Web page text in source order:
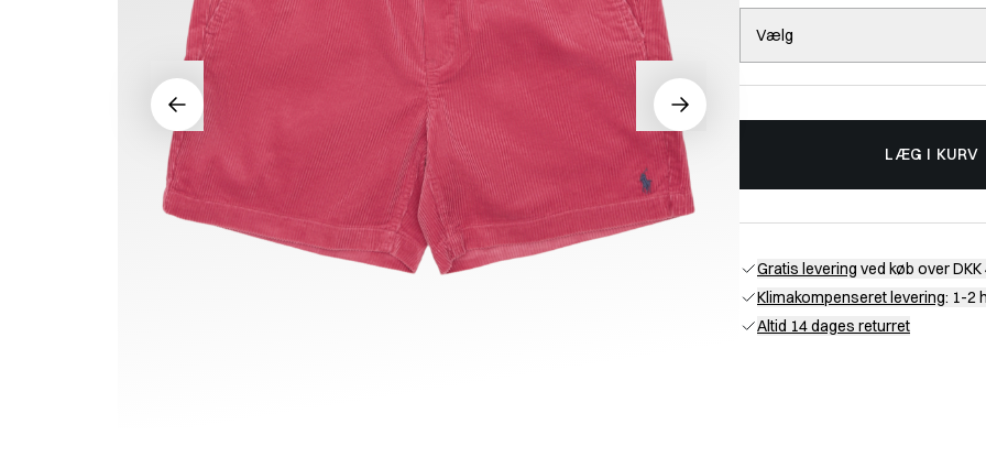
Vælg
LÆG I KURV
Gratis levering ved køb over DKK
Klimakompenseret levering: 1-2
Altid 14 dages returret